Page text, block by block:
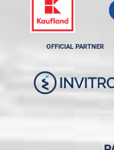
OFFICIAL PARTNER